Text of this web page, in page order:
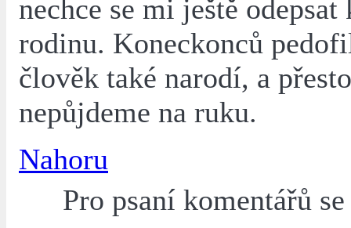
nechce se mi ještě
rodinu. Koneckonců
člověk také narodí, a
nepůjdeme na ruku.
Nahoru
Pro psaní komentářů